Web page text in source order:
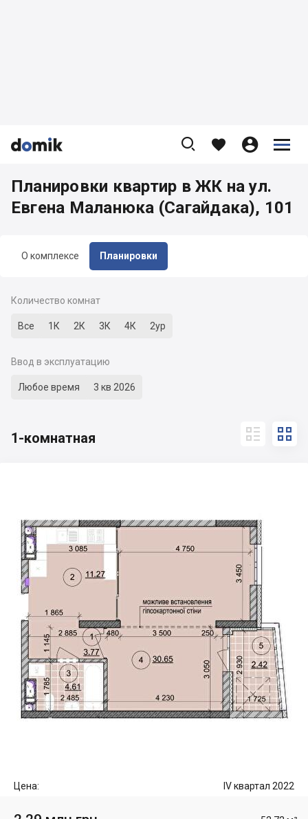


    


О комплексе Планировки
Планировки квартир в ЖК на ул.
Евгена Маланюка (Сагайдака), 101
Количество комнат
Все 1К 2К 3К 4К 2ур
Ввод в эксплуатацию
Любое время 3 кв 2026
1-комнатная  
Цена: IV квартал 2022